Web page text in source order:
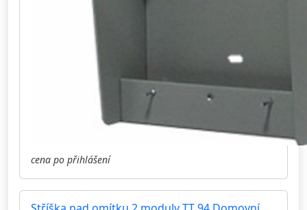
cena po přihlášení